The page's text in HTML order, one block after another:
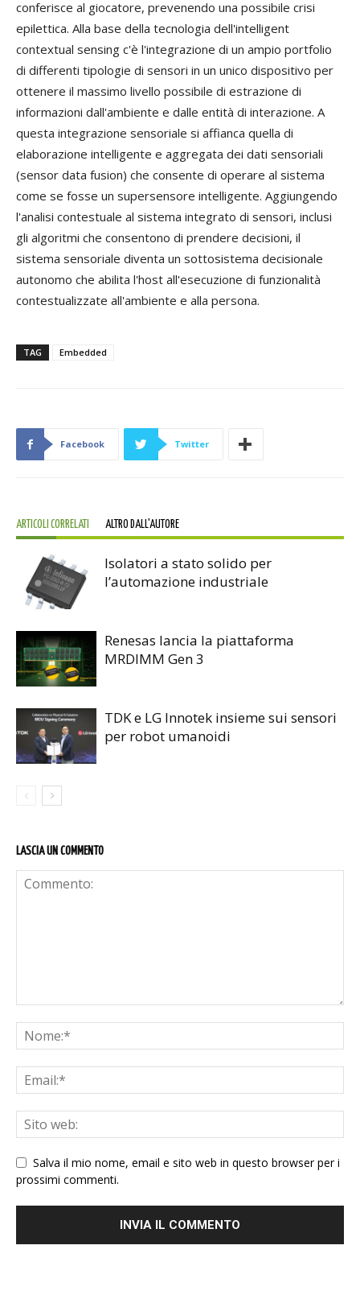
conferisce al giocatore, prevenendo una possibile crisi
epilettica. Alla base della tecnologia dell'intelligent
contextual sensing c'è l'integrazione di un ampio portfolio
di differenti tipologie di sensori in un unico dispositivo per
ottenere il massimo livello possibile di estrazione di
informazioni dall'ambiente e dalle entità di interazione. A
questa integrazione sensoriale si affianca quella di
elaborazione intelligente e aggregata dei dati sensoriali
(sensor data fusion) che consente di operare al sistema
come se fosse un supersensore intelligente. Aggiungendo
l'analisi contestuale al sistema integrato di sensori, inclusi
gli algoritmi che consentono di prendere decisioni, il
sistema sensoriale diventa un sottosistema decisionale
autonomo che abilita l'host all'esecuzione di funzionalità
contestualizzate all'ambiente e alla persona.
TAG Embedded
Facebook Twitter
ARTICOLI CORRELATI ALTRO DALL'AUTORE
Isolatori a stato solido per
l’automazione industriale
Renesas lancia la piattaforma
MRDIMM Gen 3
TDK e LG Innotek insieme sui sensori
per robot umanoidi
LASCIA UN COMMENTO
Salva il mio nome, email e sito web in questo browser per i
prossimi commenti.